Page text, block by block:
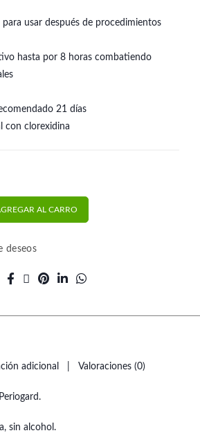
para usar después de procedimientos
hasta por 8 horas combatiendo
21 días
con clorexidina
Periogard 250 ml. | Colgate cantidad
AL CARRO
deseos
adicional Valoraciones (0)
sin alcohol.